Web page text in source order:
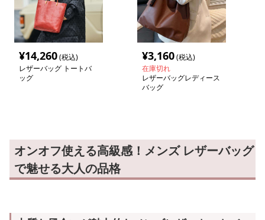
¥14,260(税込)
レザーバッグ トートバ
ッグ
¥3,160(税込)
在庫切れ
レザーバッグレディース
バッグ
オンオフ使える高級感！メンズ レザーバッグ
で魅せる大人の品格